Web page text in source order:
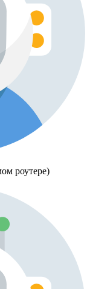
роутере)